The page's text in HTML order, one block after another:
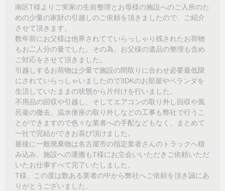
南区T様よりご実家の生前整理とお母様の施設へのご入所のた
めの少量の家財の引越しのご依頼を頂きましたので、ご紹介
させて頂きます。
数年前にお父様は他界されてていらっしゃり残されたお荷物
もお二人分の量でした。その為、お父様の遺品の整理も含め
ご対応をさせて頂きました。
引越しするお荷物は少量で施設の間取りに合わせ必要最低限
にされていらっしゃいましたので3DKのお部屋やベランダを
生活していたままの状態から片付けを行いました。
不用品の回収や引越し、そしてエアコンの取り外し回収や風
呂釜の撤去、温水便座の取り外しなどの工事も弊社で行うこ
とができますので色々な業者への手配などもなく、まとめて
一社で完結ができお喜び頂けました。
最後に一般廃棄物は名古屋市の指定業者さんのトラックへ積
み込み、施設への運搬もT様にお立会いいただきご依頼いただ
いたお仕事すべて完了いたしました。
T様、この度は数ある業者の中から弊社へご依頼を頂き誠にあ
りがとうございました。